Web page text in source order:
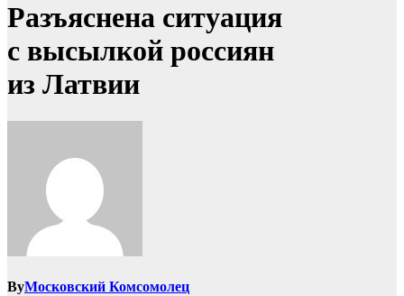
Разъяснена ситуация
с высылкой россиян
из Латвии
ByМосковский Комсомолец